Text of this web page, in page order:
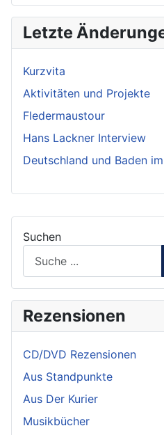
Suchen
Rezensionen
CD/DVD Rezensionen
Aus Standpunkte
Aus Der Kurier
Musikbücher
Letzte
Kurzvita
Aktivitäten und Projekte
Fledermaustour
Hans Lackner Interview
Deutschland und Baden